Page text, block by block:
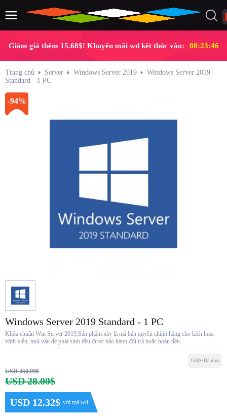
Giảm giá thêm 15.68$! Khuyến mãi wd kết thúc vào: 08:23:46
Trang chủ Server Windows Server 2019
Windows Server 2019
Standard - 1 PC
-94%
Windows Server 2019 Standard - 1 PC
Khóa chuẩn Win Server 2019,Sản phẩm này là mã bản quyền chính hãng cho kích hoạt
vĩnh viễn, mọi vấn đề phát sinh đều được bảo hành đổi trả hoặc hoàn tiền.
USD 450.99$
USD 28.00$
USD 12.32$ với mã wd
1500+Đã mua